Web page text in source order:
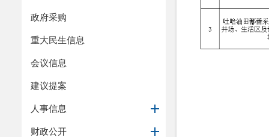
政府采购
重大民生信息
会议信息
建议提案
人事信息
财政公开